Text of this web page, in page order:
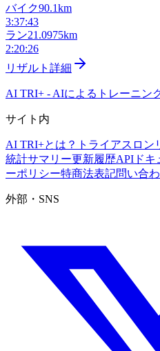
バイク90.1km
3:37:43
ラン21.0975km
2:20:26
リザルト詳細
AI TRI+ - AIによるトレーニン
サイト内
AI TRI+とは？ トライアスロン
統計サマリー更新履歴APIドキ
ーポリシー特商法表記問い合
外部・SNS